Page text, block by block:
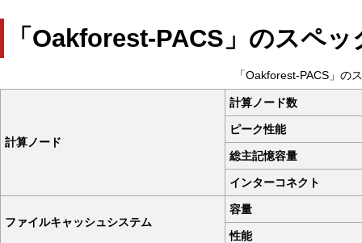
「Oakforest-PACS」のスペッ
「Oakforest-PACS」の
計算ノード
計算ノード数
ピーク性能
総主記憶容量
インターコネクト
ファイルキャッシュシステム
容量
性能